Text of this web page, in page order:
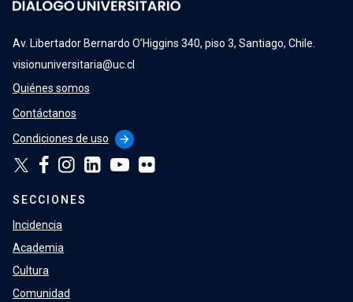
Av. Libertador Bernardo O’Higgins 340, piso 3, Santiago, Chile.
visionuniversitaria@uc.cl
Quiénes somos
Contáctanos
Condiciones de uso
arrow_forward
SECCIONES
Incidencia
Academia
Cultura
Comunidad